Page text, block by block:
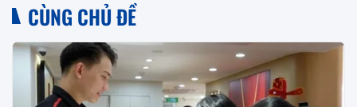
CÙNG CHỦ ĐỀ